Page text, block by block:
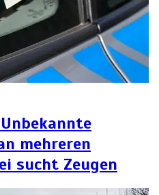
mehreren
sucht Zeugen